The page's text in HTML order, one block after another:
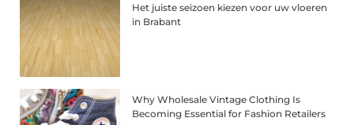
Het juiste seizoen kiezen voor uw vloeren
in Brabant
Why Wholesale Vintage Clothing Is
Becoming Essential for Fashion Retailers